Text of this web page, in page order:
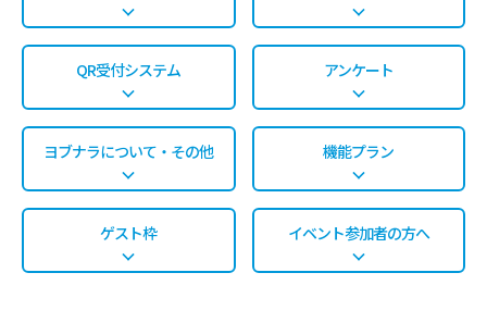
QR受付システム アンケート
ヨブナラについて・その他 機能プラン
ゲスト枠 イベント参加者の方へ